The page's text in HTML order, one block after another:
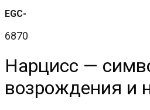
EGC-
6870
Нарцисс —
возрождения и